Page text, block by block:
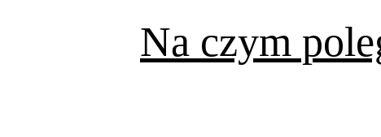
Na czym